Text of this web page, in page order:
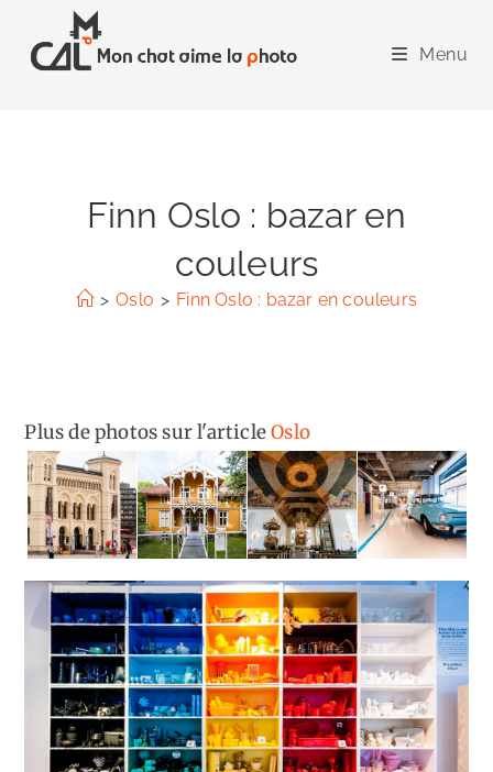
content
Menu
Finn Oslo : bazar en
couleurs
> Oslo > Finn Oslo : bazar en couleurs
Plus de photos sur l'articleOslo